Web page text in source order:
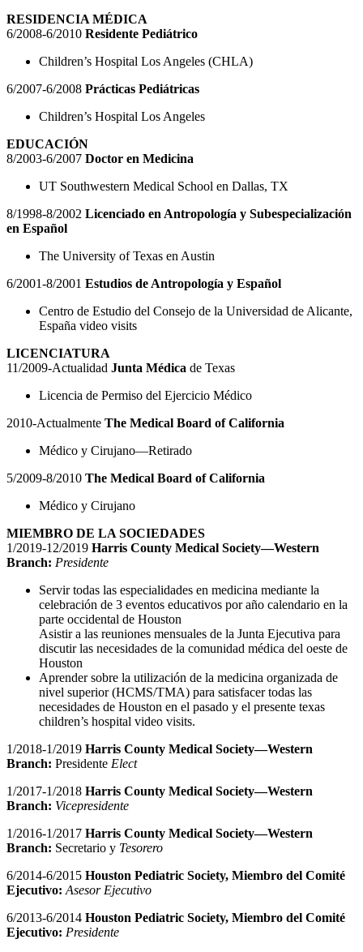
RESIDENCIA MÉDICA
6/2008-6/2010 Residente Pediátrico
Children’s Hospital Los Angeles (CHLA)
6/2007-6/2008 Prácticas Pediátricas
Children’s Hospital Los Angeles
EDUCACIÓN
8/2003-6/2007 Doctor en Medicina
UT Southwestern Medical School en Dallas, TX
8/1998-8/2002 Licenciado en Antropología y Subespecialización
en Español
The University of Texas en Austin
6/2001-8/2001 Estudios de Antropología y Español
Centro de Estudio del Consejo de la Universidad de Alicante,
España video visits
LICENCIATURA
11/2009-Actualidad Junta Médica de Texas
Licencia de Permiso del Ejercicio Médico
2010-Actualmente The Medical Board of California
Médico y Cirujano—Retirado
5/2009-8/2010 The Medical Board of California
Médico y Cirujano
MIEMBRO DE LA SOCIEDADES
1/2019-12/2019 Harris County Medical Society—Western
Branch: Presidente
Servir todas las especialidades en medicina mediante la
celebración de 3 eventos educativos por año calendario en la
parte occidental de Houston
Asistir a las reuniones mensuales de la Junta Ejecutiva para
discutir las necesidades de la comunidad médica del oeste de
Houston
Aprender sobre la utilización de la medicina organizada de
nivel superior (HCMS/TMA) para satisfacer todas las
necesidades de Houston en el pasado y el presente texas
children’s hospital video visits.
1/2018-1/2019 Harris County Medical Society—Western
Branch: Presidente Elect
1/2017-1/2018 Harris County Medical Society—Western
Branch: Vicepresidente
1/2016-1/2017 Harris County Medical Society—Western
Branch: Secretario y Tesorero
6/2014-6/2015 Houston Pediatric Society, Miembro del Comité
Ejecutivo: Asesor Ejecutivo
6/2013-6/2014 Houston Pediatric Society, Miembro del Comité
Ejecutivo: Presidente